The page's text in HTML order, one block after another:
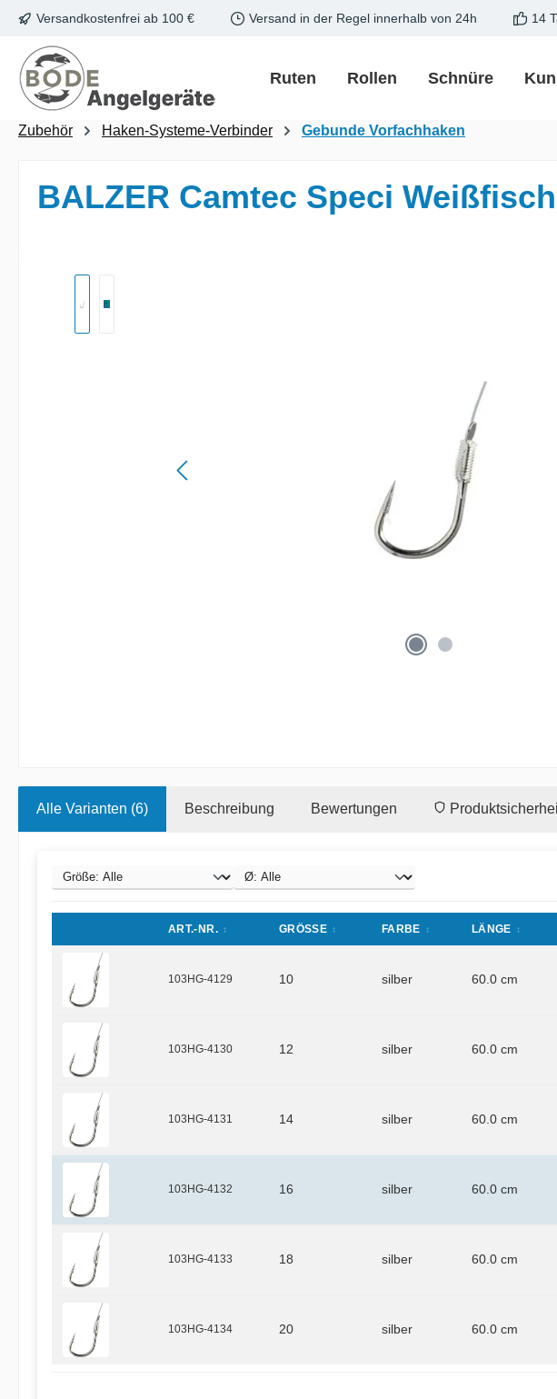
Hauptinhalt springen
Zur Suche springen
Zur Hauptnavigation springen
Versandkostenfrei ab 100 € Versand in der Regel innerhalb von 24h 14
Ruten Rollen Schnüre
Zubehör Haken-Systeme-Verbinder Gebunde Vorfachhaken
BALZER Camtec Speci
Alle Varianten (6) Beschreibung Bewertungen
ART.-NR. GRÖSSE FARBE LÄNGE
103HG-4129 10 silber 60.0 cm
103HG-4130 12 silber 60.0 cm
103HG-4131 14 silber 60.0 cm
103HG-4132 16 silber 60.0 cm
103HG-4133 18 silber 60.0 cm
103HG-4134 20 silber 60.0 cm